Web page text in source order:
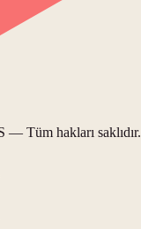
— Tüm hakları saklıdır.